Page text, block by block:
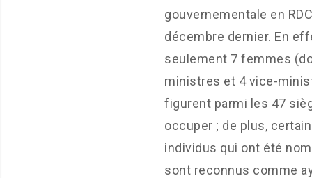
gouvernementale en
décembre dernier. En
seulement 7 femmes
ministres et 4 vice-
figurent parmi les 47
occuper ; de plus,
individus qui ont été
sont reconnus comme